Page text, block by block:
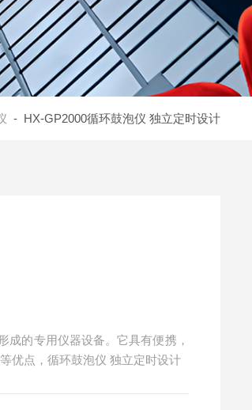
- HX-GP2000循环鼓泡仪 独立定时设计
成的专用仪器设备。它具有便携，
优点，循环鼓泡仪 独立定时设计